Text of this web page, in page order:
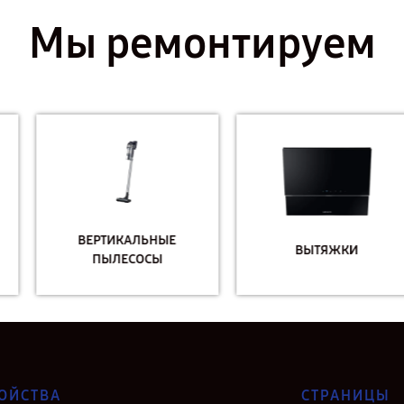
Мы ремонтируем
ВЕРТИКАЛЬНЫЕ
ПЫЛЕСОСЫ
ВЫТЯЖКИ
СТРАНИЦЫ